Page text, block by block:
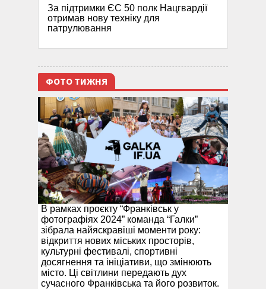
За підтримки ЄС 50 полк Нацгвардії
отримав нову техніку для
патрулювання
ФОТО ТИЖНЯ
В рамках проєкту “Франківськ у
фотографіях 2024” команда “Галки”
зібрала найяскравіші моменти року:
відкриття нових міських просторів,
культурні фестивалі, спортивні
досягнення та ініціативи, що змінюють
місто. Ці світлини передають дух
сучасного Франківська та його розвиток.